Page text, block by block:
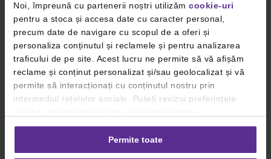
Noi, împreună cu partenerii noștri utilizăm cookie-uri
pentru a stoca și accesa date cu caracter personal,
precum date de navigare cu scopul de a oferi și
personaliza conținutul și reclamele și pentru analizarea
traficului de pe site. Acest lucru ne permite să vă afișăm
reclame și conținut personalizat și/sau geolocalizat și vă
permite să interacționați cu conținutul nostru prin
intermediul rețelelor sociale. Puteți revizui preferințele
consimțământul oricând, făcând click pe linkul către
setările dvs. de cookie-uri.Permite toate